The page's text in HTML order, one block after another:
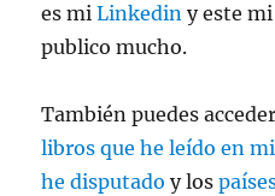
es miLinkedin y este
publico mucho.
También puedes
libros que he leído en
he disputado y los